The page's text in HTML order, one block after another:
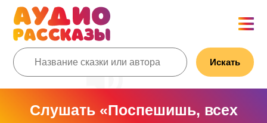
Искать
Слушать «Поспешишь, всех